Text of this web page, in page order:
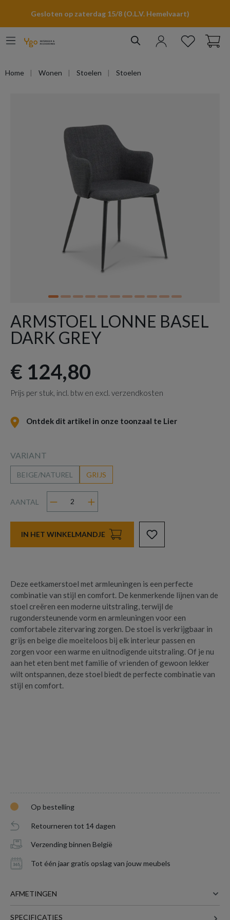
Gesloten op zaterdag 15/8 (O.L.V. Hemelvaart)
Home Wonen Stoelen Stoelen
ARMSTOEL LONNE BASEL
DARK GREY
€ 124,80
Prijs per stuk, incl. btw en excl. verzendkosten
Ontdek dit artikel in onze toonzaal te Lier
VARIANT
BEIGE/NATUREL GRIJS
AANTAL
IN HET WINKELMANDJE
Deze eetkamerstoel met armleuningen is een perfecte
combinatie van stijl en comfort. De kenmerkende lijnen van de
stoel creëren een moderne uitstraling, terwijl de
rugondersteunende vorm en armleuningen voor een
comfortabele zitervaring zorgen. De stoel is verkrijgbaar in
grijs en beige die moeiteloos bij elk interieur passen en
zorgen voor een warme en uitnodigende uitstraling. Of je nu
aan het eten bent met familie of vrienden of gewoon lekker
wilt ontspannen, deze stoel biedt de perfecte combinatie van
stijl en comfort.
Op bestelling
Retourneren tot 14 dagen
Verzending binnen België
Tot één jaar gratis opslag van jouw meubels
AFMETINGEN
SPECIFICATIES